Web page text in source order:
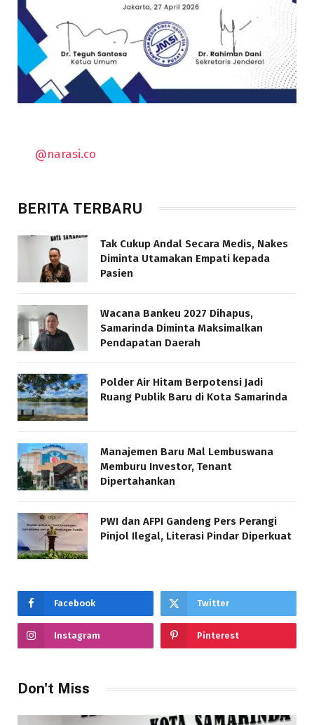
@narasi.co
BERITA TERBARU
Tak Cukup Andal Secara Medis, Nakes
Diminta Utamakan Empati kepada
Pasien
Wacana Bankeu 2027 Dihapus,
Samarinda Diminta Maksimalkan
Pendapatan Daerah
Polder Air Hitam Berpotensi Jadi
Ruang Publik Baru di Kota Samarinda
Manajemen Baru Mal Lembuswana
Memburu Investor, Tenant
Dipertahankan
PWI dan AFPI Gandeng Pers Perangi
Pinjol Ilegal, Literasi Pindar Diperkuat
Facebook Twitter
Instagram Pinterest
Don't Miss